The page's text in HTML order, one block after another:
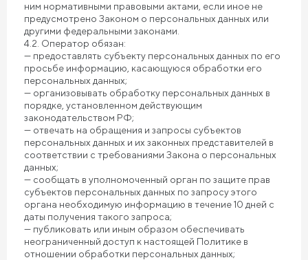
ним нормативными правовыми актами, если иное не
предусмотрено Законом о персональных данных или
другими федеральными законами.
4.2. Оператор обязан:
— предоставлять субъекту персональных данных по его
просьбе информацию, касающуюся обработки его
персональных данных;
— организовывать обработку персональных данных в
порядке, установленном действующим
законодательством РФ;
— отвечать на обращения и запросы субъектов
персональных данных и их законных представителей в
соответствии с требованиями Закона о персональных
данных;
— сообщать в уполномоченный орган по защите прав
субъектов персональных данных по запросу этого
органа необходимую информацию в течение 10 дней с
даты получения такого запроса;
— публиковать или иным образом обеспечивать
неограниченный доступ к настоящей Политике в
отношении обработки персональных данных;